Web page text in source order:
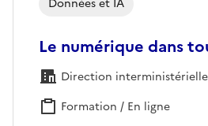
Données et IA
Le numérique dans
Direction
Formation / En ligne